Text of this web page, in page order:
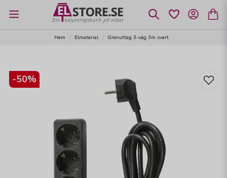
Hem Elmaterial Grenuttag 3-väg 3m svart
-50%